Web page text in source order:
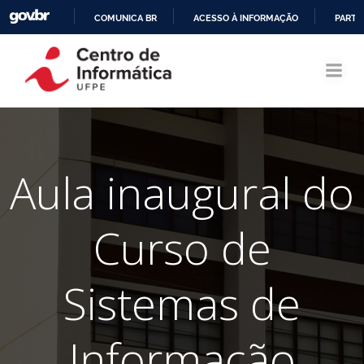
CONTEÚDO
COMUNICA BR ACESSO À INFORMAÇÃO
Aula inaugural do
Curso de
Sistemas de